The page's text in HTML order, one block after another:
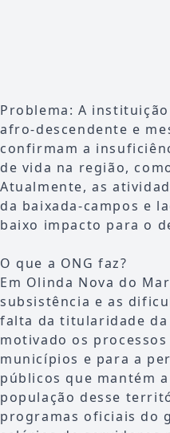
Problema: A
afro-descendente e
confirmam a
de vida na região,
Atualmente, as
da baixada-campos e
baixo impacto para o
O que a ONG faz?
Em Olinda Nova do
subsistência e as
falta da titularidade
motivado os
municípios e para a
públicos que mantém
população desse
programas oficiais do